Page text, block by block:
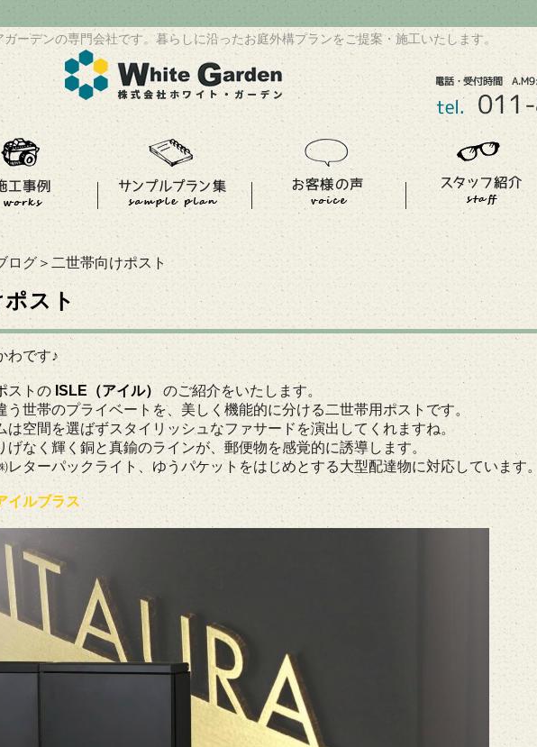
ーデンの専門会社です。暮らしに沿ったお庭外構プランをご提案・施工いたします。
ログ＞二世帯向けポスト
スト
わです♪
ストの ISLE（アイル） のご紹介をいたします。
う世帯のプライベートを、美しく機能的に分ける二世帯用ポストです。
は空間を選ばずスタイリッシュなファサードを演出してくれますね。
げなく輝く銅と真鍮のラインが、郵便物を感覚的に誘導します。
レターパックライト、ゆうパケットをはじめとする大型配達物に対応しています。
イルブラス